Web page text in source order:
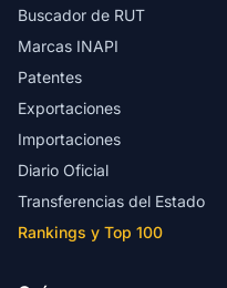
Buscador de RUT
Marcas INAPI
Patentes
Exportaciones
Importaciones
Diario Oficial
Transferencias del Estado
Rankings y Top 100